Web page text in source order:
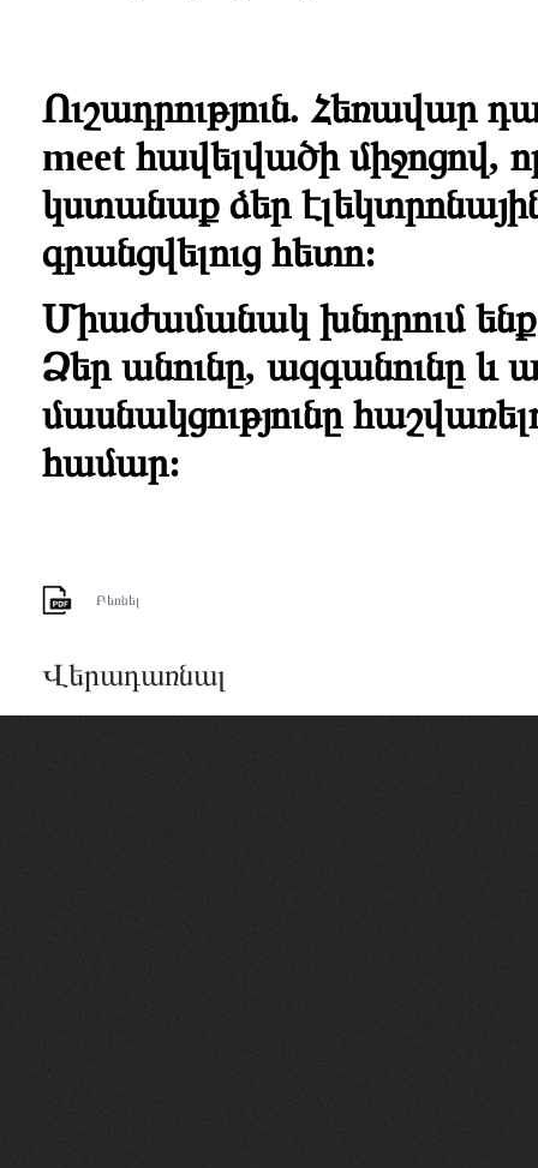
Ուշադրություն. Հեռավար
meet հավելվածի միջոցով,
կստանաք ձեր
գրանցվելուց հետո:
Միաժամանակ խնդրում ենք
Ձեր անունը, ազգանունը և
մասնակցությունը
համար:
Բեռնել
Վերադառնալ